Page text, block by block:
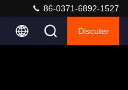
86-0371-6892-1527
Discuter